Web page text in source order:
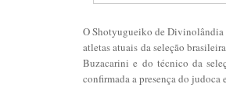
O Shotyugueiko de Divinolândia
atletas atuais da seleção
Buzacarini e do técnico da
confirmada a presença do judoca